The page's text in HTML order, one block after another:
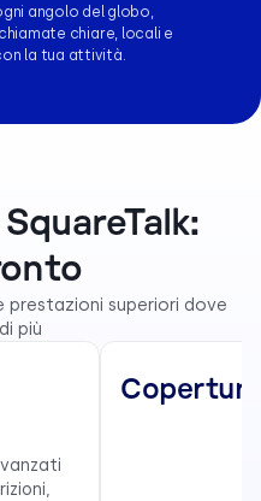
angolo del globo,
chiare, locali e
la tua attività.
superiori dove
più